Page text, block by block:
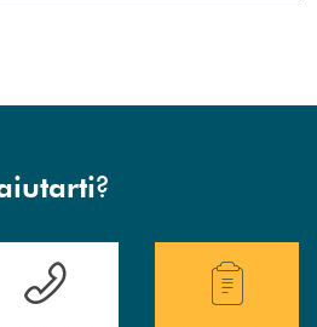
?
bisogno di assistenza immediata?
Hai bisogno di